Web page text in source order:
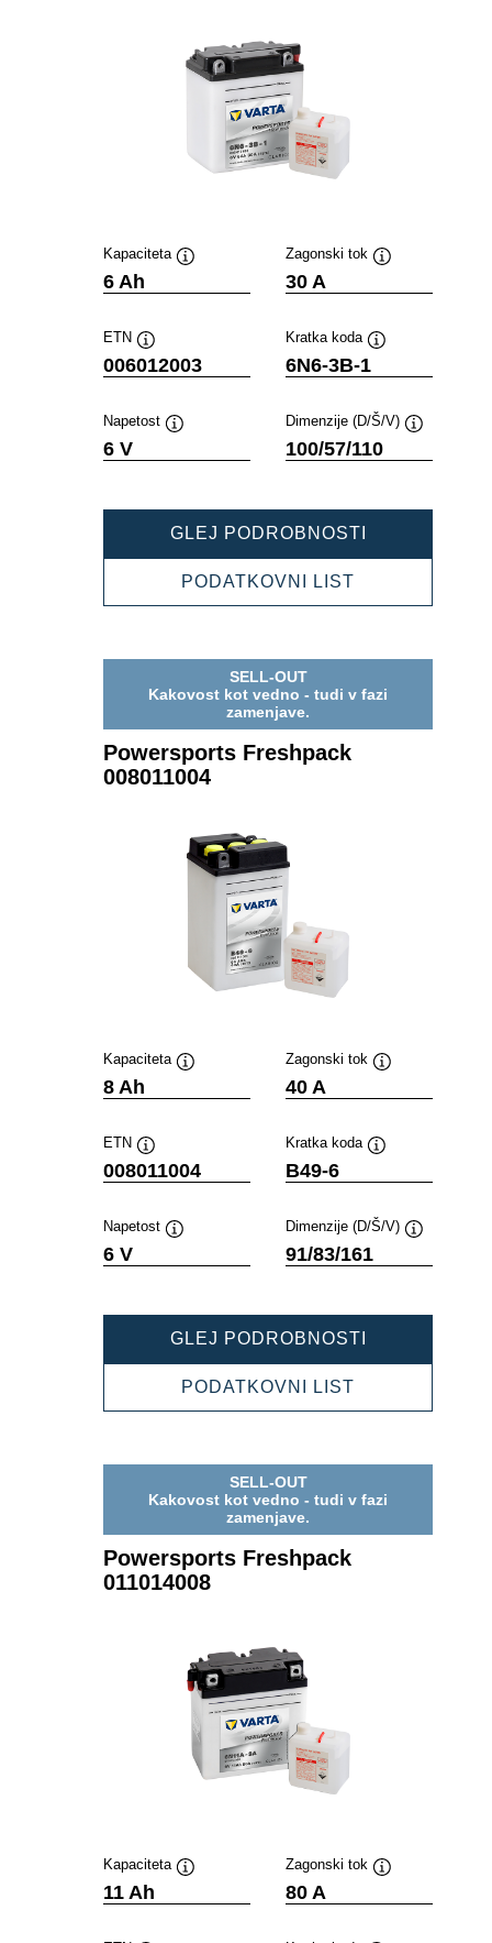
Kapaciteta
6 Ah
Zagonski tok
30 A
ETN
Namig
006012003
Kratka koda
6N6-3B-1
Napetost
6 V
Dimenzije (D/Š/V)
100/57/110
GLEJ PODROBNOSTI
PODATKOVNI LIST
SELL-OUT
Kakovost kot vedno - tudi v fazi
zamenjave.
Powersports Freshpack
008011004
Kapaciteta
8 Ah
Zagonski tok
40 A
ETN
Namig
008011004
Kratka koda
B49-6
Napetost
6 V
Dimenzije (D/Š/V)
91/83/161
GLEJ PODROBNOSTI
PODATKOVNI LIST
SELL-OUT
Kakovost kot vedno - tudi v fazi
zamenjave.
Powersports Freshpack
011014008
Kapaciteta
11 Ah
Zagonski tok
80 A